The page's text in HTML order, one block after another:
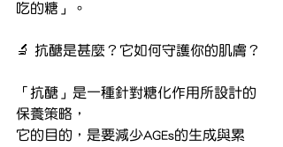
吃的糖」。
🔬 抗醣是甚麼？它如何守護你的肌膚？
「抗醣」是一種針對糖化作用所設計的
保養策略，
它的目的，是要減少AGEs的生成與累